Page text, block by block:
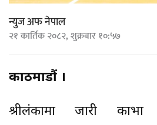
न्युज अफ नेपाल
२१ कार्तिक २०८२, शुक्रबार १०:५७
काठमाडौं ।
श्रीलंकामा जारी